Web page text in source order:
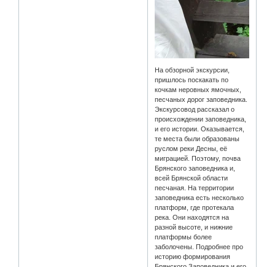
На обзорной экскурсии,
пришлось поскакать по
кочкам неровных ямочных,
песчаных дорог заповедника.
Экскурсовод рассказал о
происхождении заповедника,
и его истории. Оказывается,
те места были образованы
руслом реки Десны, её
миграцией. Поэтому, почва
Брянского заповедника и,
всей Брянской области
песчаная. На территории
заповедника есть несколько
платформ, где протекала
река. Они находятся на
разной высоте, и нижние
платформы более
заболочены. Подробнее про
историю формирования